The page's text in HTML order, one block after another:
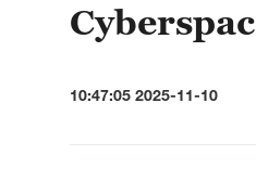
10:47:05 2025-11-10